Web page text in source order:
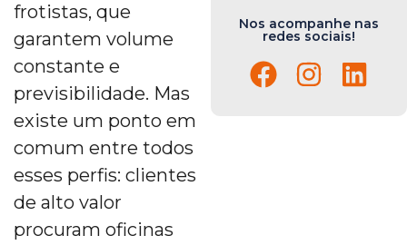
frotistas, que
garantem volume
constante e
previsibilidade. Mas
existe um ponto em
comum entre todos
esses perfis: clientes
de alto valor
procuram oficinas
Nos acompanhe nas
redes sociais!